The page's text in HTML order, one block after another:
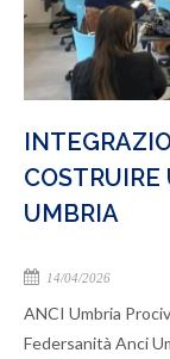
UMBRIA
14/04/2026
ANCI Umbria
Federsanità Anci